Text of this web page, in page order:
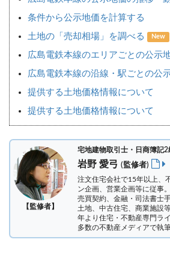
条件から公示地価を計算する
土地の「売却相場」を調べる New
広島電鉄本線のエリアごとの公示
広島電鉄本線の沿線・駅ごとの公
提供する土地価格情報について
提供する土地価格情報について
【監修者】
宅地建物取引士・日商簿記2
岩野 愛弓 (監修者)
注文住宅会社で15年以上、
ン企画、営業企画等に従事
売買契約、金融・司法書士
土地、中古住宅、商業施設
年より住宅・不動産専門ラ
多数の不動産メディアで執